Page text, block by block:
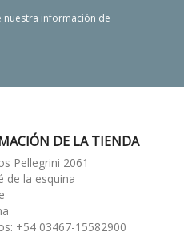
nuestra información de
DE LA TIENDA
Pellegrini 2061
de la esquina
+54 03467-15582900